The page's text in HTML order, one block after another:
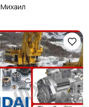
Михаил